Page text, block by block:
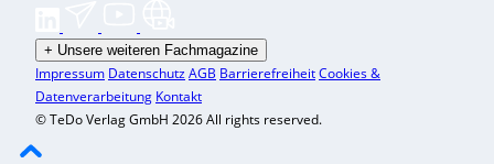
+ Unsere weiteren Fachmagazine
Impressum DatenschutzAGB BarrierefreiheitCookies &
Datenverarbeitung Kontakt
© TeDo Verlag GmbH 2026 All rights reserved.